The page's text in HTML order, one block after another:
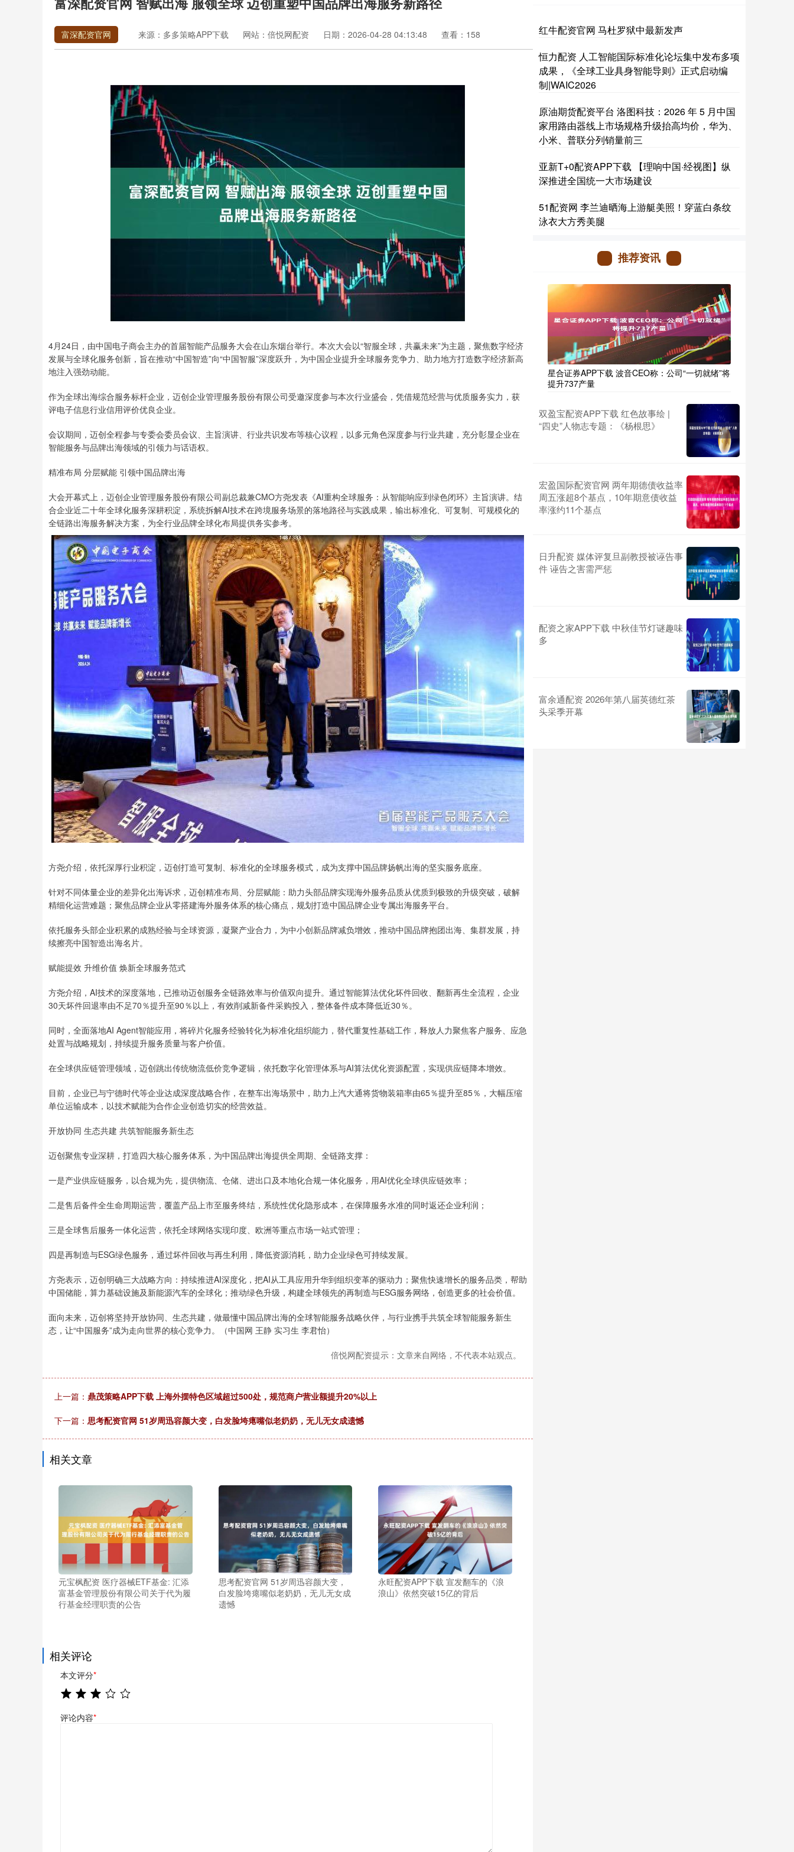
富深配资官网 来源：多多策略APP下载 网站：倍悦网配资 日期：2026-04-28 04:13:48 查看：158
4月24日，由中国电子商会主办的首届智能产品服务大会在山东烟台举行。本次大会以“智服全球，共赢未来”为主题，聚焦数字经济
发展与全球化服务创新，旨在推动“中国智造”向“中国智服”深度跃升，为中国企业提升全球服务竞争力、助力地方打造数字经济新高
地注入强劲动能。
作为全球出海综合服务标杆企业，迈创企业管理服务股份有限公司受邀深度参与本次行业盛会，凭借规范经营与优质服务实力，获
评电子信息行业信用评价优良企业。
会议期间，迈创全程参与专委会委员会议、主旨演讲、行业共识发布等核心议程，以多元角色深度参与行业共建，充分彰显企业在
智能服务与品牌出海领域的引领力与话语权。
精准布局 分层赋能 引领中国品牌出海
大会开幕式上，迈创企业管理服务股份有限公司副总裁兼CMO方尧发表《AI重构全球服务：从智能响应到绿色闭环》主旨演讲。结
合企业近二十年全球化服务深耕积淀，系统拆解AI技术在跨境服务场景的落地路径与实践成果，输出标准化、可复制、可规模化的
全链路出海服务解决方案，为全行业品牌全球化布局提供务实参考。
方尧介绍，依托深厚行业积淀，迈创打造可复制、标准化的全球服务模式，成为支撑中国品牌扬帆出海的坚实服务底座。
针对不同体量企业的差异化出海诉求，迈创精准布局、分层赋能：助力头部品牌实现海外服务品质从优质到极致的升级突破，破解
精细化运营难题；聚焦品牌企业从零搭建海外服务体系的核心痛点，规划打造中国品牌企业专属出海服务平台。
依托服务头部企业积累的成熟经验与全球资源，凝聚产业合力，为中小创新品牌减负增效，推动中国品牌抱团出海、集群发展，持
续擦亮中国智造出海名片。
赋能提效 升维价值 焕新全球服务范式
方尧介绍，AI技术的深度落地，已推动迈创服务全链路效率与价值双向提升。通过智能算法优化坏件回收、翻新再生全流程，企业
30天坏件回退率由不足70％提升至90％以上，有效削减新备件采购投入，整体备件成本降低近30％。
同时，全面落地AI Agent智能应用，将碎片化服务经验转化为标准化组织能力，替代重复性基础工作，释放人力聚焦客户服务、应急
处置与战略规划，持续提升服务质量与客户价值。
在全球供应链管理领域，迈创跳出传统物流低价竞争逻辑，依托数字化管理体系与AI算法优化资源配置，实现供应链降本增效。
目前，企业已与宁德时代等企业达成深度战略合作，在整车出海场景中，助力上汽大通将货物装箱率由65％提升至85％，大幅压缩
单位运输成本，以技术赋能为合作企业创造切实的经营效益。
开放协同 生态共建 共筑智能服务新生态
迈创聚焦专业深耕，打造四大核心服务体系，为中国品牌出海提供全周期、全链路支撑：
一是产业供应链服务，以合规为先，提供物流、仓储、进出口及本地化合规一体化服务，用AI优化全球供应链效率；
二是售后备件全生命周期运营，覆盖产品上市至服务终结，系统性优化隐形成本，在保障服务水准的同时返还企业利润；
三是全球售后服务一体化运营，依托全球网络实现印度、欧洲等重点市场一站式管理；
四是再制造与ESG绿色服务，通过坏件回收与再生利用，降低资源消耗，助力企业绿色可持续发展。
方尧表示，迈创明确三大战略方向：持续推进AI深度化，把AI从工具应用升华到组织变革的驱动力；聚焦快速增长的服务品类，帮助
中国储能，算力基础设施及新能源汽车的全球化；推动绿色升级，构建全球领先的再制造与ESG服务网络，创造更多的社会价值。
面向未来，迈创将坚持开放协同、生态共建，做最懂中国品牌出海的全球智能服务战略伙伴，与行业携手共筑全球智能服务新生
态，让“中国服务”成为走向世界的核心竞争力。（中国网 王静 实习生 李君怡）
倍悦网配资提示：文章来自网络，不代表本站观点。
上一篇： 鼎茂策略APP下载 上海外摆特色区域超过500处，规范商户营业额提升20%以上
下一篇： 思考配资官网 51岁周迅容颜大变，白发脸垮瘪嘴似老奶奶，无儿无女成遗憾
相关文章
元宝枫配资 医疗器械ETF基金: 汇添
富基金管理股份有限公司关于代为履
行基金经理职责的公告
思考配资官网 51岁周迅容颜大变，
白发脸垮瘪嘴似老奶奶，无儿无女成
遗憾
永旺配资APP下载 宣发翻车的《浪
浪山》依然突破15亿的背后
相关评论
本文评分*
评论内容*
红牛配资官网 马杜罗狱中最新发声
恒力配资 人工智能国际标准化论坛集中发布多项
成果，《全球工业具身智能导则》正式启动编
制|WAIC2026
原油期货配资平台 洛图科技：2026 年 5 月中国
家用路由器线上市场规格升级抬高均价，华为、
小米、普联分列销量前三
亚新T+0配资APP下载 【理响中国·经视图】纵
深推进全国统一大市场建设
51配资网 李兰迪晒海上游艇美照！穿蓝白条纹
泳衣大方秀美腿
推荐资讯
星合证券APP下载 波音CEO称：公司“一切就绪”将
提升737产量
双盈宝配资APP下载 红色故事绘 |
“四史”人物志专题：《杨根思》
宏盈国际配资官网 两年期德债收益率
周五涨超8个基点，10年期意债收益
率涨约11个基点
日升配资 媒体评复旦副教授被诬告事
件 诬告之害需严惩
配资之家APP下载 中秋佳节灯谜趣味
多
富余通配资 2026年第八届英德红茶
头采季开幕